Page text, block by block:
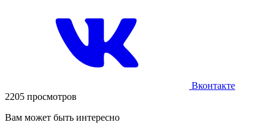
Вконтакте
2205 просмотров
Вам может быть интересно